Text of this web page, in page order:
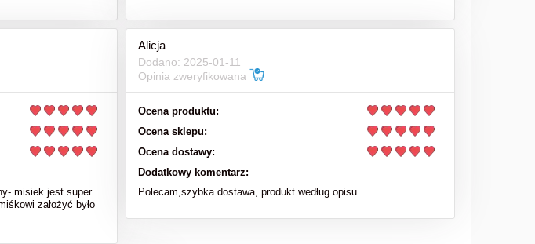
misiek jest super
założyć było
Alicja
Dodano: 2025-01-11
Opinia zweryfikowana
Ocena produktu:
Ocena sklepu:
Ocena dostawy:
Dodatkowy komentarz:
Polecam,szybka dostawa, produkt według opisu.